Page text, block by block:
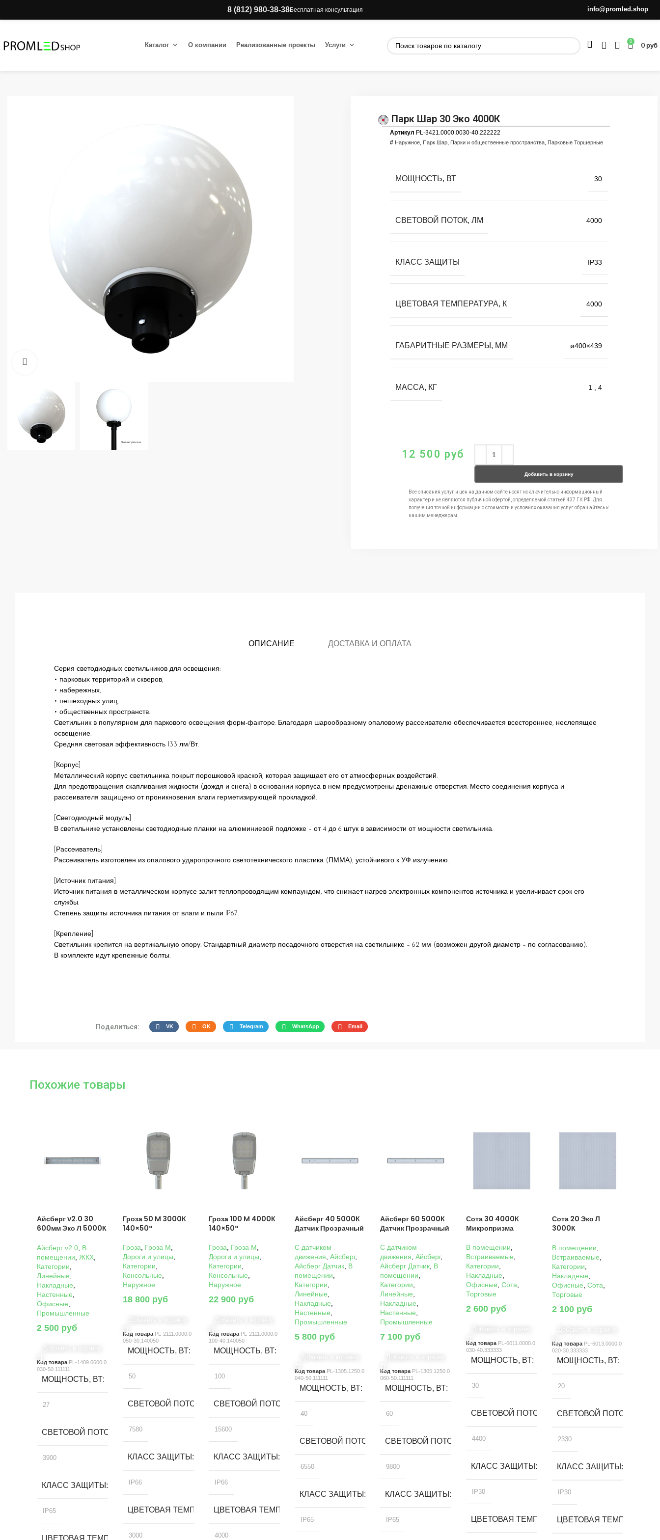
8 (812) 980-38-38Бесплатная консультация info@promled.shop
Каталог О компании Реализованные проекты Услуги 0 0руб
Парк Шар 30 Эко 4000К
Артикул PL-3421.0000.0030-40.222222
# Наружное Парк Шар Парки и общественные пространства Парковые Торшерные
МОЩНОСТЬ, ВТ 30
СВЕТОВОЙ ПОТОК, ЛМ 4000
КЛАСС ЗАЩИТЫ IP33
ЦВЕТОВАЯ ТЕМПЕРАТУРА, К 4000
ГАБАРИТНЫЕ РАЗМЕРЫ, ММ ø400×439
МАССА, КГ 1 ,4
12 500 руб
Добавить в корзину
Все описания услуг и цен на данном сайте носят исключительно информационный
характер и не являются публичной офертой, определяемой статьей 437 ГК РФ. Для
получения точной информации о стоимости и условиях оказания услуг обращайтесь к
нашим менеджерам.
ОПИСАНИЕ ДОСТАВКА И ОПЛАТА
Серия светодиодных светильников для освещения:
• парковых территорий и скверов,
• набережных,
• пешеходных улиц,
• общественных пространств.
Светильник в популярном для паркового освещения форм-факторе. Благодаря шарообразному опаловому рассеивателю обеспечивается всестороннее, неслепящее
освещение.
Средняя световая эффективность 133 лм/Вт.
[Корпус]
Металлический корпус светильника покрыт порошковой краской, которая защищает его от атмосферных воздействий.
Для предотвращения скапливания жидкости (дождя и снега) в основании корпуса в нем предусмотрены дренажные отверстия. Место соединения корпуса и
рассеивателя защищено от проникновения влаги герметизирующей прокладкой.
[Светодиодный модуль]
В светильнике установлены светодиодные планки на алюминиевой подложке – от 4 до 6 штук в зависимости от мощности светильника.
[Рассеиватель]
Рассеиватель изготовлен из опалового ударопрочного светотехнического пластика (ПММА), устойчивого к УФ-излучению.
[Источник питания]
Источник питания в металлическом корпусе залит теплопроводящим компаундом, что снижает нагрев электронных компонентов источника и увеличивает срок его
службы.
Степень защиты источника питания от влаги и пыли IP67.
[Крепление]
Светильник крепится на вертикальную опору. Стандартный диаметр посадочного отверстия на светильнике – 62 мм (возможен другой диаметр – по согласованию).
В комплекте идут крепежные болты.
Поделиться: VK OK Telegram WhatsApp Email
Похожие товары
Айсберг v2.0 30
600мм Эко Л 5000К
Айсберг v2.0 В
помещении ЖКХ
Категории
Линейные
Накладные
Настенные
Офисные
Промышленные
2 500 руб
Код товара PL-1409.0600.0
030-50.111111
МОЩНОСТЬ, ВТ
27
СВЕТОВОЙ ПОТОК, ЛМ
3900
КЛАСС ЗАЩИТЫ
IP65
ЦВЕТОВАЯ ТЕМПЕРАТУРА, К
Гроза 50 M 3000К
140×50°
Гроза Гроза M
Дороги и улицы
Категории
Консольные
Наружное
18 800 руб
Код товара PL-2111.0000.0
050-30.140050
МОЩНОСТЬ, ВТ
50
СВЕТОВОЙ ПОТОК, ЛМ
7580
КЛАСС ЗАЩИТЫ
IP66
ЦВЕТОВАЯ ТЕМПЕРАТУРА, К
3000
Гроза 100 M 4000К
140×50°
Гроза Гроза M
Дороги и улицы
Категории
Консольные
Наружное
22 900 руб
Код товара PL-2111.0000.0
100-40.140050
МОЩНОСТЬ, ВТ
100
СВЕТОВОЙ ПОТОК, ЛМ
15600
КЛАСС ЗАЩИТЫ
IP66
ЦВЕТОВАЯ ТЕМПЕРАТУРА, К
4000
Айсберг 40 5000К
Датчик Прозрачный
C датчиком
движения Айсберг,
Айсберг Датчик, В
помещении
Категории
Линейные
Накладные
Настенные
Промышленные
5 800 руб
Код товара PL-1305.1250.0
040-50.111111
МОЩНОСТЬ, ВТ
40
СВЕТОВОЙ ПОТОК, ЛМ
6550
КЛАСС ЗАЩИТЫ
IP65
Айсберг 60 5000К
Датчик Прозрачный
C датчиком
движения ,Айсберг,
Айсберг Датчик В
помещении
Категории
Линейные
Накладные
Настенные
Промышленные
7 100 руб
Код товара PL-1305.1250.0
060-50.111111
МОЩНОСТЬ, ВТ
60
СВЕТОВОЙ ПОТОК, ЛМ
9800
КЛАСС ЗАЩИТЫ
IP65
Сота 30 4000К
Микропризма
В помещении
Встраиваемые
Категории
Накладные
Офисные ,Сота
Торговые
2 600 руб
Код товара PL-6011.0000.0
030-40.333333
МОЩНОСТЬ, ВТ
30
СВЕТОВОЙ ПОТОК, ЛМ
4400
КЛАСС ЗАЩИТЫ
IP30
ЦВЕТОВАЯ ТЕМПЕРАТУРА, К
Сота 20 Эко Л
3000К
В помещении
Встраиваемые
Категории
Накладные
Офисные ,Сота
Торговые
2 100 руб
Код товара PL-6013.0000.0
020-30.333333
МОЩНОСТЬ, ВТ
20
СВЕТОВОЙ ПОТОК, ЛМ
2330
КЛАСС ЗАЩИТЫ
IP30
ЦВЕТОВАЯ